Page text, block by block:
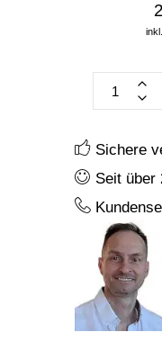
Sichere
Seit über